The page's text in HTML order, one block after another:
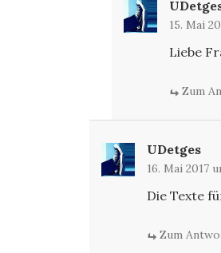
15. Mai
Liebe
Zum
UDetges
16. Mai 2017
Die Texte
Zum